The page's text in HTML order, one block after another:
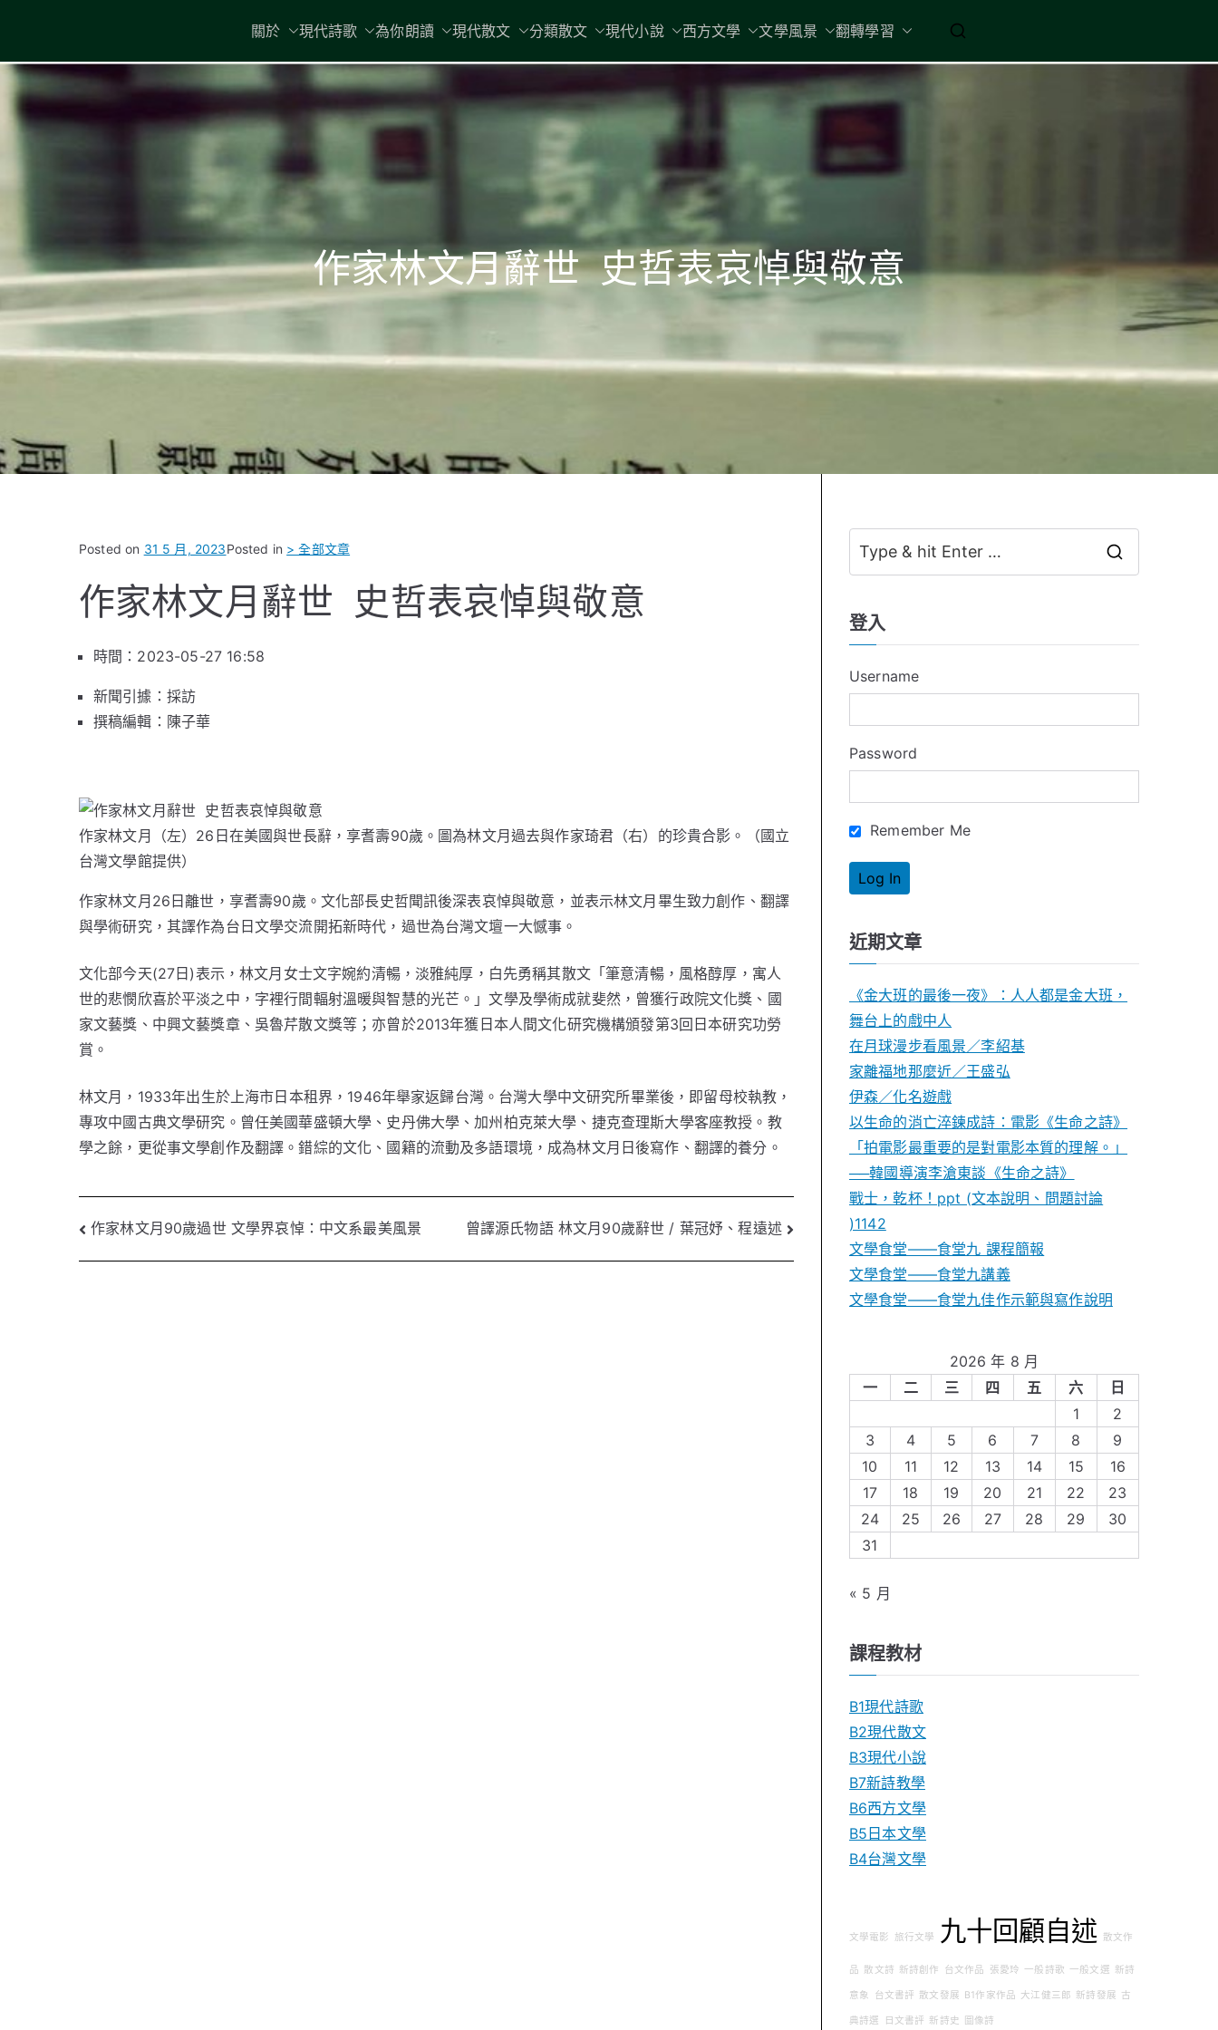
content
現代文學
地球小如鴿卵，/ 我輕輕地將它拾起 / 納入胸懷
關於 現代詩歌 為你朗讀 現代散文 分類散文 現代小說 西方文學 文學風景 翻轉學習
作家林文月辭世 史哲表哀悼與敬意
Posted on 31 5 月, 2023Posted in > 全部文章
作家林文月辭世 史哲表哀悼與敬意
時間：2023-05-27 16:58
新聞引據：採訪
撰稿編輯：陳子華
作家林文月（左）26日在美國與世長辭，享耆壽90歲。圖為林文月過去與作家琦君（右）的珍貴合影。（國立
台灣文學館提供）
作家林文月26日離世，享耆壽90歲。文化部長史哲聞訊後深表哀悼與敬意，並表示林文月畢生致力創作、翻譯
與學術研究，其譯作為台日文學交流開拓新時代，過世為台灣文壇一大憾事。
文化部今天(27日)表示，林文月女士文字婉約清暢，淡雅純厚，白先勇稱其散文「筆意清暢，風格醇厚，寓人
世的悲憫欣喜於平淡之中，字裡行間輻射溫暖與智慧的光芒。」文學及學術成就斐然，曾獲行政院文化獎、國
家文藝獎、中興文藝獎章、吳魯芹散文獎等；亦曾於2013年獲日本人間文化研究機構頒發第3回日本研究功勞
賞。
林文月，1933年出生於上海市日本租界，1946年舉家返歸台灣。台灣大學中文研究所畢業後，即留母校執教，
專攻中國古典文學研究。曾任美國華盛頓大學、史丹佛大學、加州柏克萊大學、捷克查理斯大學客座教授。教
學之餘，更從事文學創作及翻譯。錯綜的文化、國籍的流動及多語環境，成為林文月日後寫作、翻譯的養分。
文
章
作家林文月90歲過世 文學界哀悼：中文系最美風景 曾譯源氏物語 林文月90歲辭世 / 葉冠妤、程遠述
h
r
登入
Username
Password
Remember Me
近期文章
《金大班的最後一夜》：人人都是金大班，
舞台上的戲中人
在月球漫步看風景／李紹基
家離福地那麼近／王盛弘
伊森／化名遊戲
以生命的消亡淬鍊成詩：電影《生命之詩》
「拍電影最重要的是對電影本質的理解。」
──韓國導演李滄東談《生命之詩》
戰士，乾杯！ppt (文本說明、問題討論
)1142
文學食堂——食堂九 課程簡報
文學食堂――食堂九講義
文學食堂——食堂九佳作示範與寫作說明
2026 年 8 月
一
二 三 四 五 六
日
1
2
3
4 5 6 7 8
9
10
11 12 13 14 15
16
17
18 19 20 21 22
23
24
25 26 27 28 29
30
31
« 5 月
課程教材
B1現代詩歌
B2現代散文
B3現代小說
B7新詩教學
B6西方文學
B5日本文學
B4台灣文學
文學電影 旅行文學 九十回顧自述 散文作
品 散文詩 新詩創作 台文作品 張愛玲 一般詩歌 一般文選 新詩
意象 台文書評 散文發展 B1作家作品 大江健三郎 新詩發展 古
典詩選 日文書評 新詩史 圖像詩